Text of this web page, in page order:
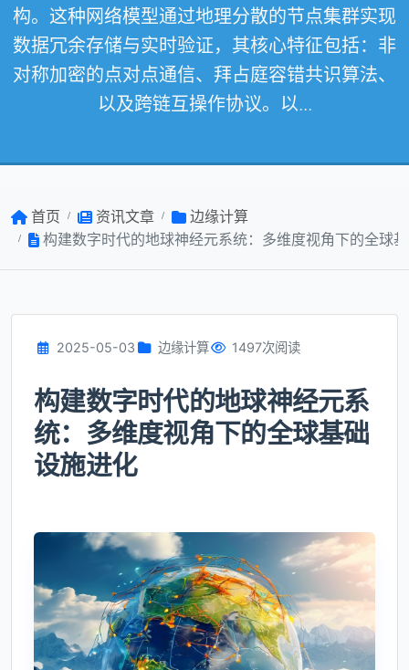
构。这种网络模型通过地理分散的节点集群实现
数据冗余存储与实时验证，其核心特征包括：非
对称加密的点对点通信、拜占庭容错共识算法、
以及跨链互操作协议。以...
首页 资讯文章
边缘计算
构建数字时代的地球神经元系统：多维度视角下的全球
2025-05-03 边缘计算 1497次阅读
构建数字时代的地球神经元系
统：多维度视角下的全球基础
设施进化